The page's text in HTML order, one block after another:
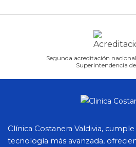
Segunda acreditación
Superintendencia
Clínica Costanera Valdivia,
tecnología más avanzada,